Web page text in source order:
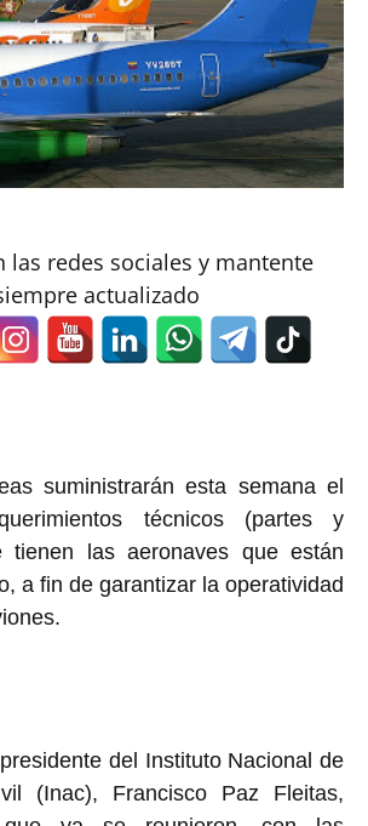
las redes sociales y mantente
actualizado
suministrarán esta semana el
técnicos
(partes y
tienen las aeronaves que están
a fin de garantizar la operatividad
del Instituto Nacional de
(Inac), Francisco Paz Fleitas,